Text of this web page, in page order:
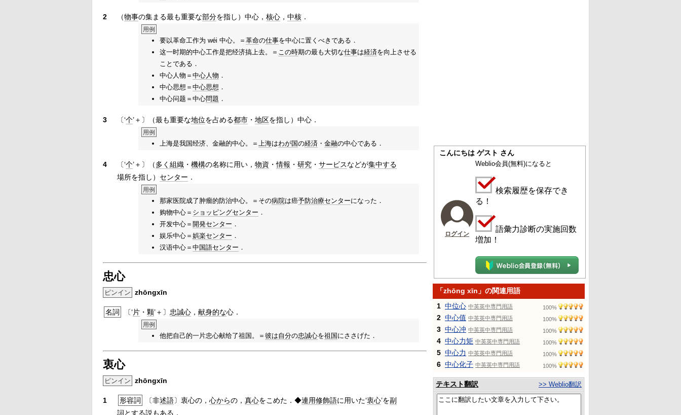
2 （物事の集まる最も重要な部分を指し）中心， 核心 ， 中核 ．
用例
要以革命工作为 wéi 中心。＝ 革命の仕事を中心に置くべきである．
这一时期的中心工作是把经济搞上去。＝ この時期の最も大切な仕事は経済を向上させる
ことである．
中心人物＝ 中心人物 ．
中心思想＝ 中心思想 ．
中心问题＝中心問題 ．
3 〔‘个’＋〕（最も重要な地位を占める都市 ・ 地区を指し）中心．
用例
上海是我国经济、金融的中心。＝ 上海はわが国の経済 ・ 金融の中心である．
4 〔‘个’＋〕（多く 組織 ・ 機構の名称に用い， 物資 ・情報 ・ 研究 ・ サービスなどが集中する
場所を指し） センター ．
用例
那家医院成了肿瘤的防治中心。＝その病院は癌予防治療センターになった．
购物中心＝ ショッピングセンター ．
开发中心＝ 開発センター ．
娱乐中心＝ 娯楽センター ．
汉语中心＝ 中国語センター ．
忠心
ピンイン zhōngxīn
名詞 〔‘片 ・ 颗’＋〕 忠誠心 ， 献身的な心．
用例
他把自己的一片忠心献给了祖国。＝ 彼は自分の忠誠心を祖国 にささげた．
衷心
ピンイン zhōngxīn
1 形容詞 〔非述語〕衷心の， 心からの， 真心をこめた．◆連用修飾語に用いた‘衷心’を副
詞とする説もある．
こんにちは ゲスト さん
ログイン
Weblio会員(無料)になると
検索履歴を保存でき
る！
語彙力診断の実施回数
増加！
「zhōng xīn」の関連用語
1 中位心 中英英中専門用語 100%
2 中心值 中英英中専門用語 100%
3 中心冲 中英英中専門用語 100%
4 中心力矩 中英英中専門用語 100%
5 中心力 中英英中専門用語 100%
6 中心化子 中英英中専門用語 100%
テキスト翻訳 >> Weblio翻訳